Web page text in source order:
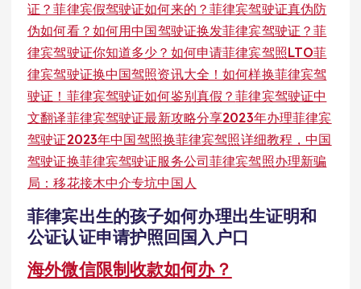
证？菲律宾假驾驶证如何来的？菲律宾驾驶证真伪防
伪如何看？ 如何用中国驾驶证换发菲律宾驾驶证？菲
律宾驾驶证你知道多少？如何申请菲律宾驾照LTO菲
律宾驾驶证换中国驾照资讯大全！如何样换菲律宾驾
驶证！菲律宾驾驶证如何鉴别真假？菲律宾驾驶证中
文翻译菲律宾驾驶证最新攻略分享2023年办理菲律宾
驾驶证2023年中国驾照换菲律宾驾照详细教程，中国
驾驶证换菲律宾驾驶证服务公司菲律宾驾照办理新骗
局：移花接木中介专坑中国人
菲律宾出生的孩子如何办理出生证明和
公证认证申请护照回国入户口
海外微信限制收款如何办？